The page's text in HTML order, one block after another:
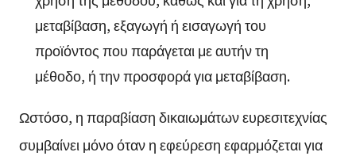
μεταβίβαση, εξαγωγή ή εισαγωγή του
προϊόντος που παράγεται με αυτήν τη
μέθοδο, ή την προσφορά για μεταβίβαση.
Ωστόσο, η παραβίαση δικαιωμάτων ευρεσιτεχνίας
συμβαίνει μόνο όταν η εφεύρεση εφαρμόζεται για